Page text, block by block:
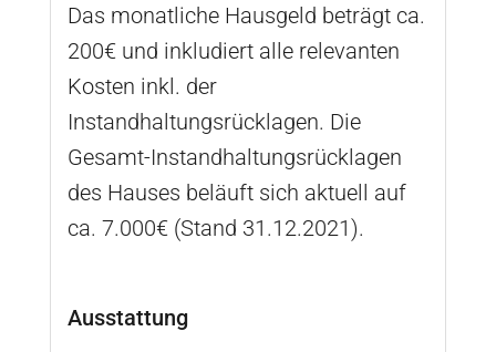
Das monatliche Hausgeld beträgt ca.
200€ und inkludiert alle relevanten
Kosten inkl. der
Instandhaltungsrücklagen. Die
Gesamt-Instandhaltungsrücklagen
des Hauses beläuft sich aktuell auf
ca. 7.000€ (Stand 31.12.2021).
Ausstattung